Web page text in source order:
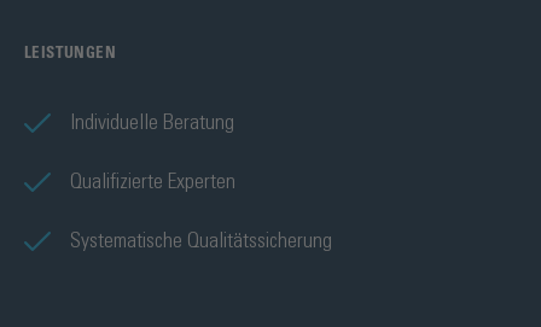
LEISTUNGEN
Individuelle Beratung
Qualifizierte Experten
Systematische Qualitätssicherung